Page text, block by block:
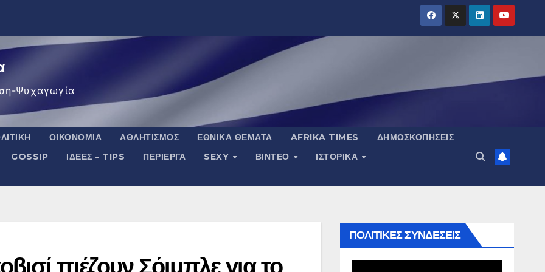
Ψυχαγωγία
ΟΙΚΟΝΟΜΊΑ ΑΘΛΗΤΙΣΜΌΣ ΕΘΝΙΚΆ ΘΈΜΑΤΑ AFRIKA TIMES
ΔΗΜΟΣΚΟΠΉΣΕΙΣ
GOSSIP ΙΔΈΕΣ – TIPS ΠΕΡΊΕΡΓΑ SEXY ΒΙΝΤΕΟ
ΙΣΤΟΡΙΚΆ
πιέζουν Σόιμπλε για το
ΠΟΛΙΤΙΚΕΣ ΣΥΝΔΕΣΕΙΣ